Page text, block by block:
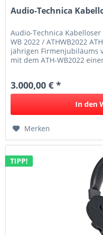
Audio-Technica
Audio-Technica Kabelloser
WB 2022 / ATHWB2022
jährigen Firmenjubiläums
mit dem ATH-WB2022
3.000,00 € *
In den
Merken
TIPP!